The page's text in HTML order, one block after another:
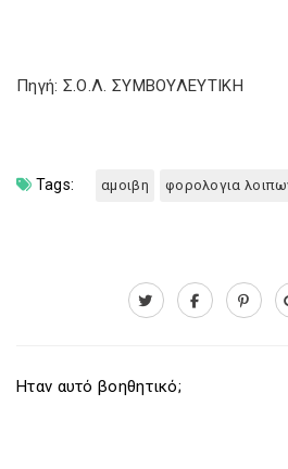
Πηγή: Σ.Ο.Λ. ΣΥΜΒΟΥΛΕΥΤΙΚΗ
Tags: αμοιβη φορολογια
Ηταν αυτό βοηθητικό;